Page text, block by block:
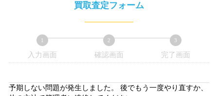
買取査定フォーム
1
入力画面
現
表
2
確認画面
現
表
3
完了画面
現
表
予期しない問題が発生しました。 後でもう一度やり直すか、